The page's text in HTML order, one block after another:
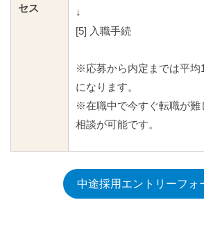
セス
↓
[5] 入職手続
※応募から内定までは平均
になります。
※在職中で今すぐ転職が難
相談が可能です。
中途採用エントリーフォ